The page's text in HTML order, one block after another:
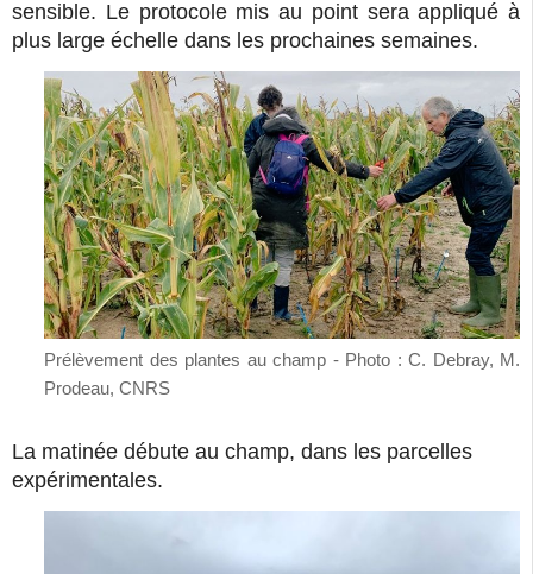
sensible. Le protocole mis au point sera appliqué à
plus large échelle dans les prochaines semaines.
Prélèvement des plantes au champ - Photo : C. Debray, M.
Prodeau, CNRS
La matinée débute au champ, dans les parcelles
expérimentales.